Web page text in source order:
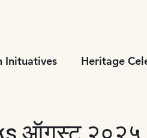
Inituatives Heritage
ऑगस्ट २०२५